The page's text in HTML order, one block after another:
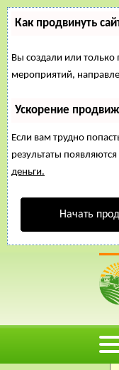
Как продвинуть
Вы создали или только
мероприятий,
Ускорение
Если вам трудно
результаты
деньги.
Начать